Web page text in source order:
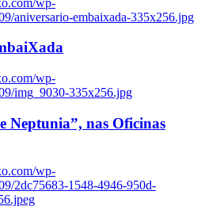
aniversario-embaixada-335x256.jpg
wp-
img_9030-335x256.jpg
Neptunia”, nas Oficinas
wp-
2dc75683-1548-4946-950d-